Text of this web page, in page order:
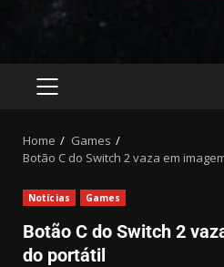
Home
Games
Botão C do Switch 2 vaza em
Notícias Games
Botão C do Switch 2
do portátil